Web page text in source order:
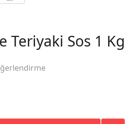
Teriyaki Sos 1 Kg